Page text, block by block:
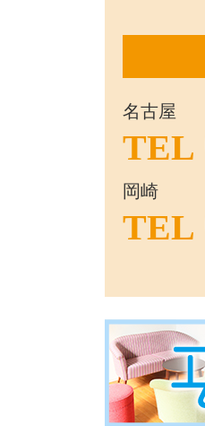
名古屋
TEL
岡崎
TEL